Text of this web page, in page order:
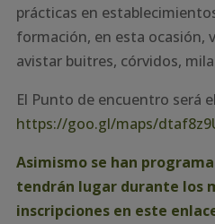
prácticas en
formación, en esta ocasión,
avistar buitres, córvidos,
El Punto de encuentro será
https://goo.gl/maps/
Asimismo se han
tendrán lugar durante los
inscripciones en este